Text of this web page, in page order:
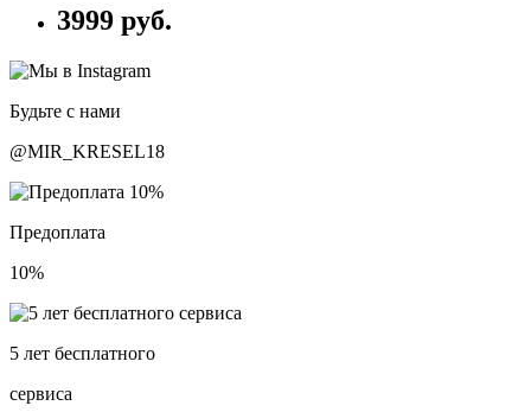
3999 руб.
Будьте с нами
@MIR_KRESEL18
Предоплата
10%
5 лет бесплатного
сервиса